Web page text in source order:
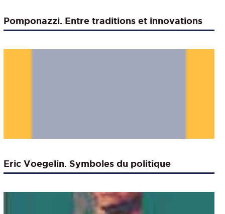
Pomponazzi. Entre traditions et innovations
Eric Voegelin. Symboles du politique